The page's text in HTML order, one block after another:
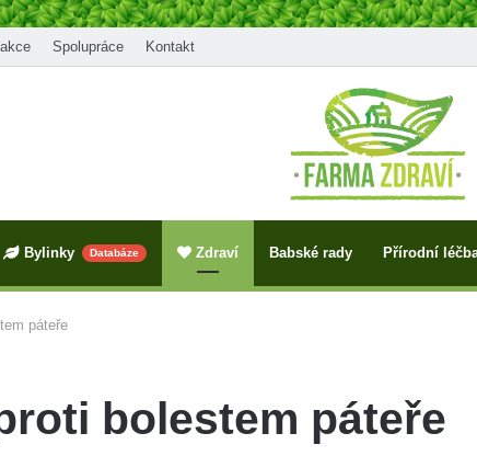
Spolupráce Kontakt
Bylinky Databáze Zdraví Babské rady Přírodní
páteře
bolestem páteře